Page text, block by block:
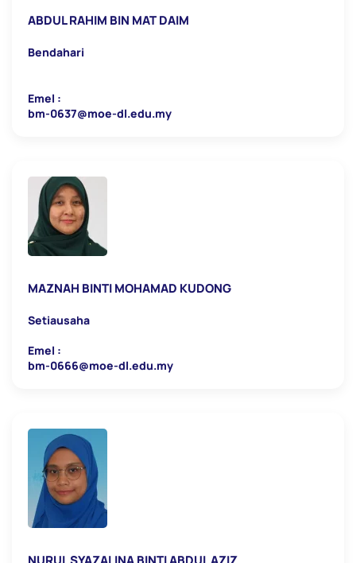
ABDUL RAHIM BIN MAT DAIM
Bendahari
Emel :
bm-0637@moe-dl.edu.my
MAZNAH BINTI MOHAMAD KUDONG
Setiausaha
Emel :
bm-0666@moe-dl.edu.my